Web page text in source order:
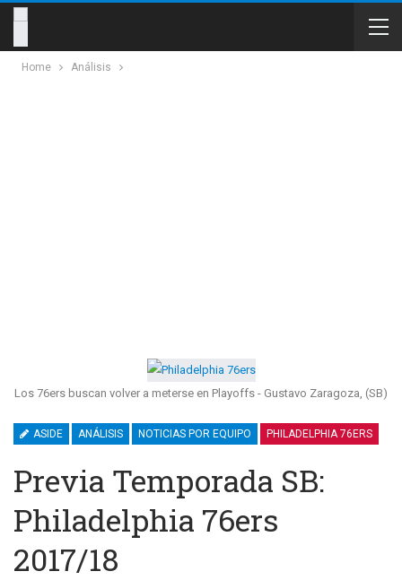
Home Análisis
Los 76ers buscan volver a meterse en Playoffs - Gustavo Zaragoza, (SB)
ASIDE ANÁLISIS NOTICIAS POR EQUIPO PHILADELPHIA 76ERS
Previa Temporada SB:
Philadelphia 76ers
2017/18